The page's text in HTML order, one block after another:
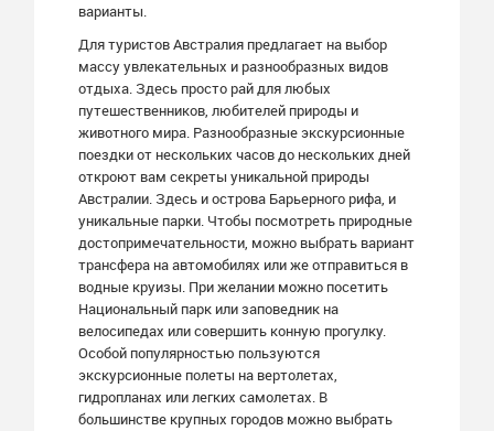
варианты.
Для туристов Австралия предлагает на выбор
массу увлекательных и разнообразных видов
отдыха. Здесь просто рай для любых
путешественников, любителей природы и
животного мира. Разнообразные экскурсионные
поездки от нескольких часов до нескольких дней
откроют вам секреты уникальной природы
Австралии. Здесь и острова Барьерного рифа, и
уникальные парки. Чтобы посмотреть природные
достопримечательности, можно выбрать вариант
трансфера на автомобилях или же отправиться в
водные круизы. При желании можно посетить
Национальный парк или заповедник на
велосипедах или совершить конную прогулку.
Особой популярностью пользуются
экскурсионные полеты на вертолетах,
гидропланах или легких самолетах. В
большинстве крупных городов можно выбрать